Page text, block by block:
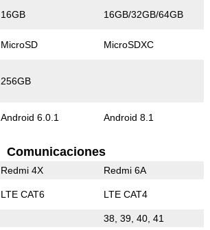
16GB 16GB/32GB/64GB
MicroSD MicroSDXC
256GB
Android 6.0.1 Android 8.1
Comunicaciones
Redmi 4X Redmi 6A
LTE CAT6 LTE CAT4
38, 39, 40, 41